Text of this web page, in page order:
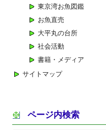
東京湾お魚図鑑
お魚直売
大平丸の台所
社会活動
書籍・メディア
サイトマップ
ページ内検索